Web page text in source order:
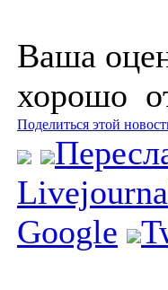
Ваша
хорошо
Поделиться этой
Google